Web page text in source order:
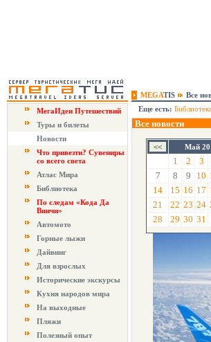
MEGATIS
Все
МегаИдеи Путешествий
Туры и билеты
Новости
Что привезти? Сувениры
со всего света
Атлас Мира
Библиотека
По следам «Кода Да
Винчи»
Автомото
Горные лыжи
Дайвинг
Для взрослых
Исторические экскурсы
Кухня народов мира
На выходные
Пляжи
Полезный опыт
Еще есть:
Все новости
Май
1 2 3
7
8 9 10
14
15 16 17
21
22 23 24
28
29 30 31